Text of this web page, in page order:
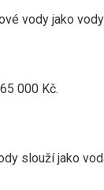
vody jako
000 Kč.
slouží jako